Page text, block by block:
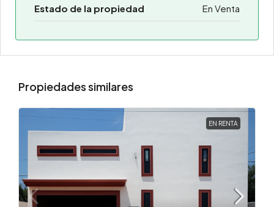
Estado de la propiedad En Venta
Propiedades similares
EN RENTA